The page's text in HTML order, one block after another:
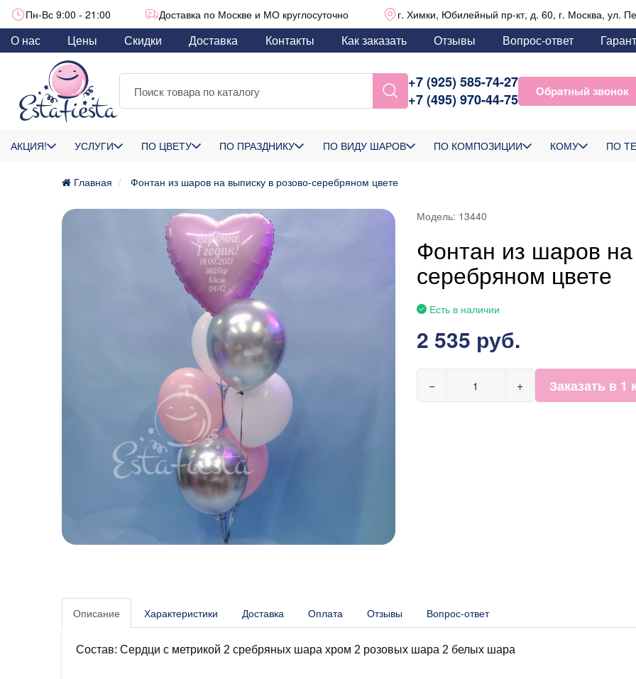
Пн-Вс 9:00 - 21:00 Доставка по Москве и МО круглосуточно г. Химки, Юбилейный пр-кт, д. 60, г. Москва, ул.
О нас Цены Скидки Доставка Контакты Как заказать Отзывы Вопрос-ответ
+7 (925) 585-74-27
+7 (495) 970-44-75
Обратный звонок
АКЦИЯ! УСЛУГИ ПО ЦВЕТУ ПО ПРАЗДНИКУ ПО ВИДУ ШАРОВ ПО КОМПОЗИЦИИ КОМУ ПО
Главная Фонтан из шаров на выписку в розово-серебряном цвете
Модель: 13440
Фонтан из шаров
серебряном цвете
Есть в наличии
2 535 руб.
− + Заказать в 1
Описание Характеристики Доставка Оплата Отзывы Вопрос-ответ
Состав: Сердци с метрикой 2 сребряных шара хром 2 розовых шара 2 белых шара